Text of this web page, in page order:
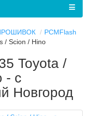
PCMFlash
/ Scion / Hino
Toyota /
- с
Новгород